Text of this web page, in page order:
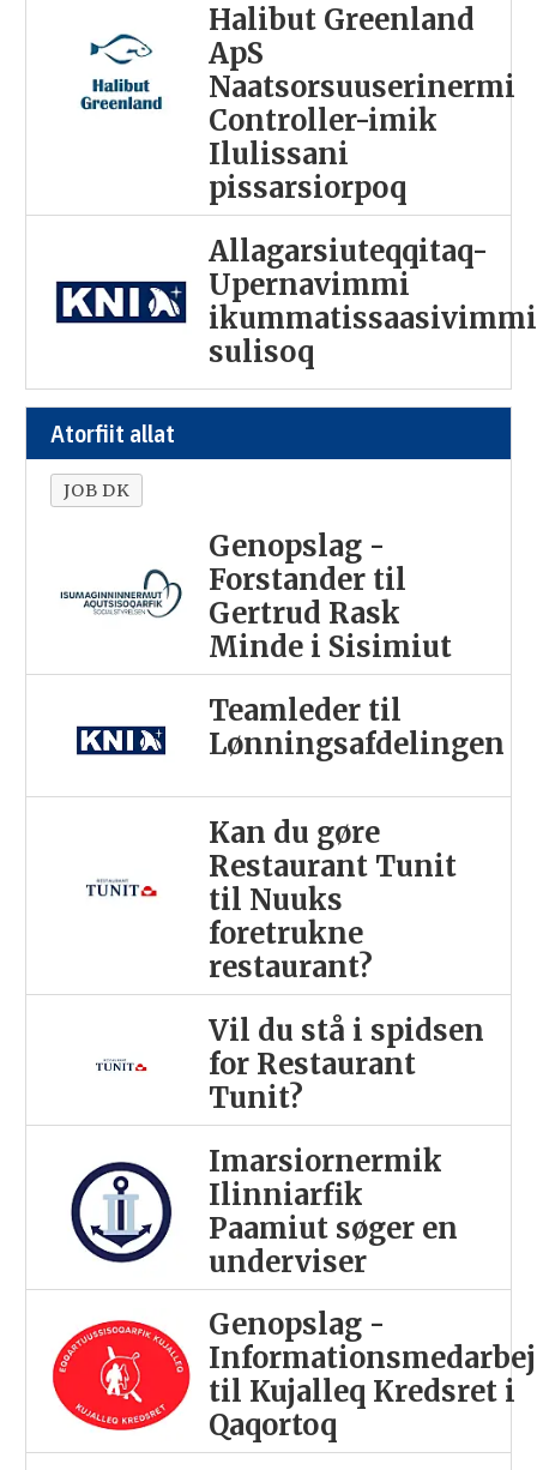
Halibut Greenland
ApS
Naatsorsuuserinermi
Controller-imik
Ilulissani
pissarsiorpoq
Allagarsiuteqqitaq-
Upernavimmi
ikummatissaasivimmi
sulisoq
Atorfiit allat
JOB DK
Genopslag -
Forstander til
Gertrud Rask
Minde i Sisimiut
Teamleder til
Lønningsafdelingen
Kan du gøre
Restaurant Tunit
til Nuuks
foretrukne
restaurant?
Vil du stå i spidsen
for Restaurant
Tunit?
Imarsiornermik
Ilinniarfik
Paamiut søger en
underviser
Genopslag -
til Kujalleq Kredsret i
Qaqortoq